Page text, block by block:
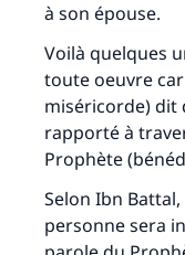
à son épouse.
Voilà quelques
toute oeuvre
miséricorde) dit
rapporté à
Prophète
Selon Ibn
personne sera